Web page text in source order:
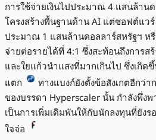
การใช้จ่ายเงินไปประมาณ 4 แสนล้าน
โครงสร้างพื้นฐานด้าน AI แต่ซอฟต์แวร์
ประมาณ 1 แสนล้านดอลลาร์สหรัฐฯ ห
จ่ายต่อรายได้ที่ 4:1 ซึ่งสะท้อนถึงการส
และใยแก้วนำแสงที่มากเกินไป ซึ่งเกิ
แตก
ทางแบงก์ยังตั้งข้อสังเกตอีกว่
ของบรรดา Hyperscaler นั้น กำลังพึ่ง
เป็นการเพิ่มเดิมพันให้กับนักลงทุนที่ยัง
ใจจ่อ